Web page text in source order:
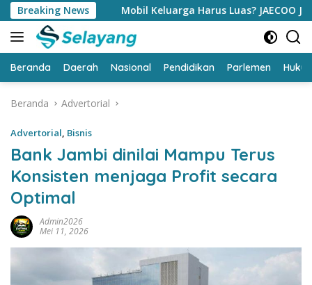
Langsung
ke
konten
Breaking News
Mobil Keluarga Harus Luas? JAECOO J5 EV Punya
Beranda Daerah Nasional Pendidikan Parlemen
Beranda Advertorial
Advertorial, Bisnis
Bank Jambi dinilai Mampu Terus
Konsisten menjaga Profit secara
Optimal
Admin2026
Mei 11, 2026